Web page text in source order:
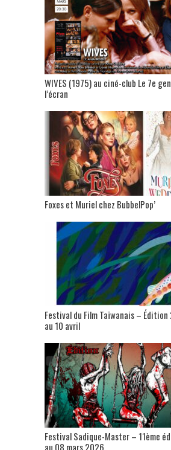
WIVES (1975) au ciné-club Le 7e
l’écran
Foxes et Muriel chez BubbelPop’
Festival du Film Taïwanais –
au 10 avril
Festival Sadique-Master – 11ème
au 08 mars 2026